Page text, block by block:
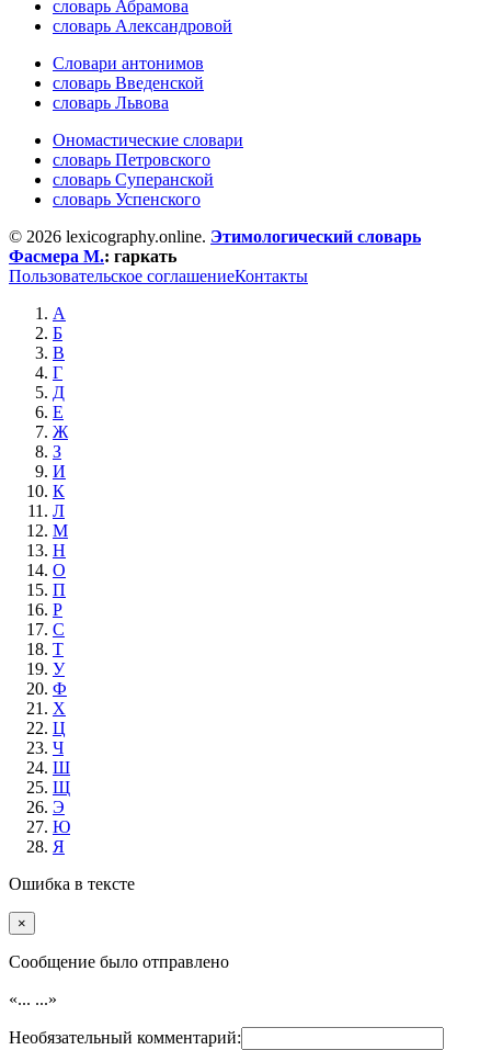
словарь Абрамова
словарь Александровой
Словари антонимов
словарь Введенской
словарь Львова
Ономастические словари
словарь Петровского
словарь Суперанской
словарь Успенского
© 2026 lexicography.online. Этимологический словарь
Фасмера М.: гаркать
Пользовательское соглашениеКонтакты
А
Б
В
Г
Д
Е
Ж
З
И
К
Л
М
Н
О
П
Р
С
Т
У
Ф
Х
Ц
Ч
Ш
Щ
Э
Ю
Я
Ошибка в тексте
×
Cообщение было отправлено
«... ...»
Необязательный комментарий: